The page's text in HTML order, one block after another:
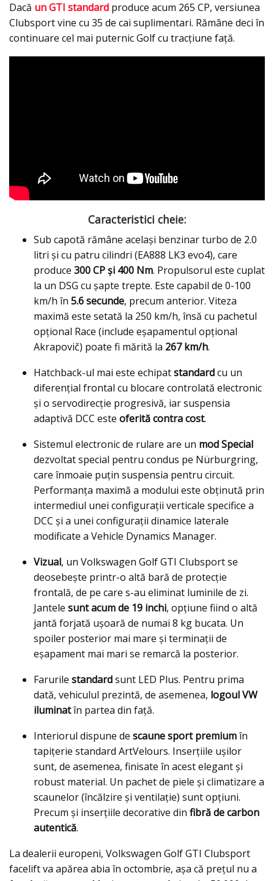
Dacă un GTI standard produce acum 265 CP, versiunea
Clubsport vine cu 35 de cai suplimentari. Rămâne deci în
continuare cel mai puternic Golf cu tracțiune față.
Caracteristici cheie:
Sub capotă rămâne același benzinar turbo de 2.0
litri și cu patru cilindri (EA888 LK3 evo4), care
produce 300 CP și 400 Nm. Propulsorul este cuplat
la un DSG cu șapte trepte. Este capabil de 0-100
km/h în 5.6 secunde, precum anterior. Viteza
maximă este setată la 250 km/h, însă cu pachetul
opțional Race (include eşapamentul opţional
Akrapovič) poate fi mărită la 267 km/h.
Hatchback-ul mai este echipatstandardcu un
diferențial frontal cu blocare controlată electronic
şi o servodirecţie progresivă, iar suspensia
adaptivă DCC este oferită contra cost.
Sistemul electronic de rulare are un mod Special
dezvoltat special pentru condus pe Nürburgring,
care înmoaie puțin suspensia pentru circuit.
Performanța maximă a modului este obținută prin
intermediul unei configurații verticale specifice a
DCC și a unei configurații dinamice laterale
modificate a Vehicle Dynamics Manager.
Vizual, un Volkswagen Golf GTI Clubsport se
deosebește printr-o altă bară de protecție
frontală, de pe care s-au eliminat luminile de zi.
Jantele sunt acum de 19 inchi, opțiune fiind o altă
jantă forjată ușoară de numai 8 kg bucata. Un
spoiler posterior mai mare și terminații de
eșapament mai mari se remarcă la posterior.
Farurile standardsunt LED Plus. Pentru prima
dată, vehiculul prezintă, de asemenea, logoul VW
iluminatîn partea din față.
Interiorul dispune de scaune sport premiumîn
tapiţerie standard ArtVelours. Inserțiile ușilor
sunt, de asemenea, finisate în acest elegant și
robust material. Un pachet de piele și climatizare a
scaunelor (încălzire și ventilație) sunt opţiuni.
Precum şi inserţiile decorative din fibră de carbon
autentică.
La dealerii europeni, Volkswagen Golf GTI Clubsport
facelift va apărea abia în octombrie, așa că prețul nu a